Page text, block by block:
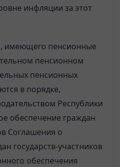
инфляции за этот
имеющего пенсионные
пенсионном
пенсионных
в порядке,
Республики
обеспечение граждан
Соглашения о
государств-участников
обеспечения